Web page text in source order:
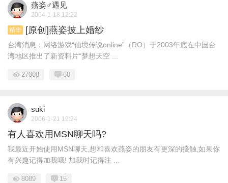
燕姿♂遇见
2004-1-18 12:22
精华 [原创]燕姿披上婚纱
台湾消息：网络游戏“仙境传说online”（RO）于2003年底在中国台
湾地区推出了新资料片“梦想天空 ...
27008 68
suki
2006-1-21 19:24
有人喜欢用MSN聊天吗?
我最近开始使用MSN聊天,想和喜欢燕姿的朋友有更深的接触,如果你
有兴趣记得加我哦! 加我时记得注 ...
8089 15